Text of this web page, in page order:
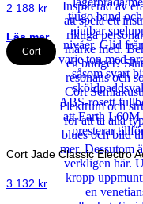
2 188 kr
Läs mer
Cort
Cort Jade Classic Electro
3 132 kr